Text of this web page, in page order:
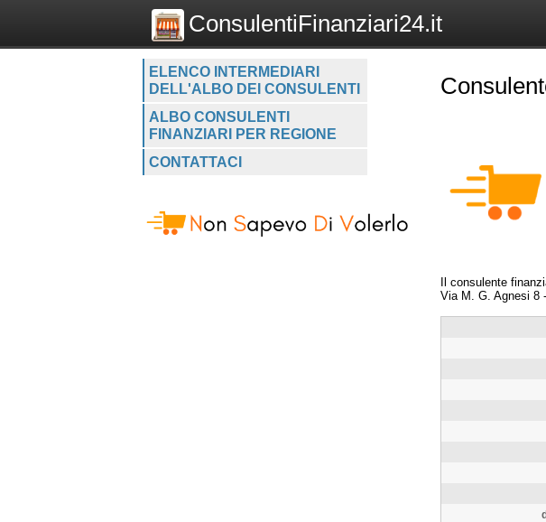
ConsulentiFinanziari24.it
ELENCO INTERMEDIARI
DELL'ALBO DEI CONSULENTI
ALBO CONSULENTI
FINANZIARI PER REGIONE
CONTATTACI
Il consulente
Via M. G. Agnesi 8 -